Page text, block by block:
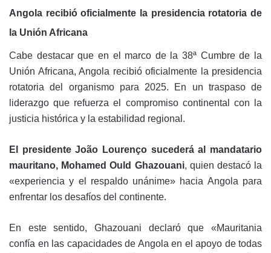
Angola recibió oficialmente la presidencia rotatoria de
la Unión Africana
Cabe destacar que en el marco de la 38ª Cumbre de la
Unión Africana, Angola recibió oficialmente la presidencia
rotatoria del organismo para 2025. En un traspaso de
liderazgo que refuerza el compromiso continental con la
justicia histórica y la estabilidad regional.
El presidente João Lourenço sucederá al mandatario
mauritano, Mohamed Ould Ghazouani, quien destacó la
«experiencia y el respaldo unánime» hacia Angola para
enfrentar los desafíos del continente.
En este sentido, Ghazouani declaró que «Mauritania
confía en las capacidades de Angola en el apoyo de todas